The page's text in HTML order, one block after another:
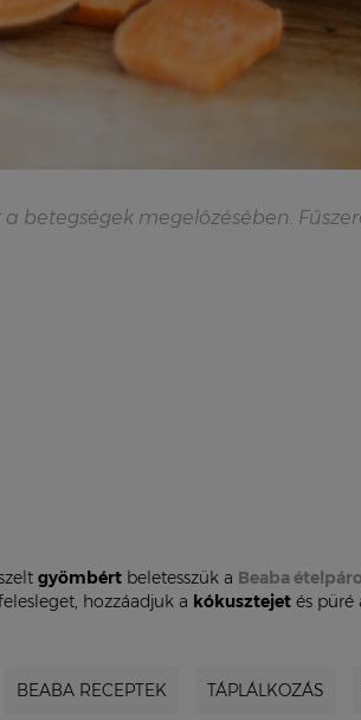
megelőzésében.
gyömbért beletesszük a Beaba
hozzáadjuk a kókusztejet és püré
BEABA RECEPTEK TÁPLÁLKOZÁS